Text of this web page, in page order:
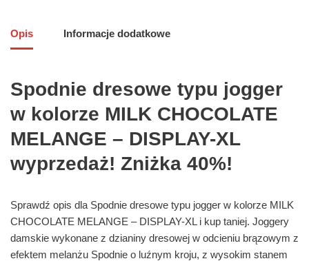
Opis Informacje dodatkowe
Spodnie dresowe typu jogger
w kolorze MILK CHOCOLATE
MELANGE – DISPLAY-XL
wyprzedaż! Zniżka 40%!
Sprawdź opis dla Spodnie dresowe typu jogger w kolorze MILK
CHOCOLATE MELANGE – DISPLAY-XL i kup taniej. Joggery
damskie wykonane z dzianiny dresowej w odcieniu brązowym z
efektem melanżu Spodnie o luźnym kroju, z wysokim stanem